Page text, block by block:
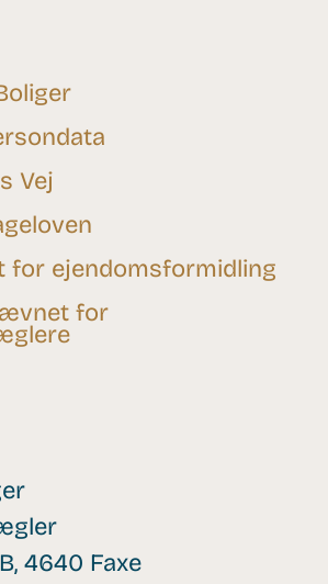
4640 Faxe
Vej
for ejendomsformidling
for